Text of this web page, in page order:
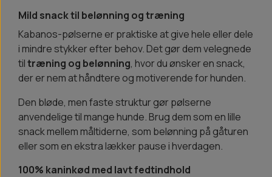
Mild snack til belønning og træning
Kabanos-pølserne er praktiske at give hele eller dele
i mindre stykker efter behov. Det gør dem velegnede
tiltræning og belønning, hvor du ønsker en snack,
der er nem at håndtere og motiverende for hunden.
Den bløde, men faste struktur gør pølserne
anvendelige til mange hunde. Brug dem som en lille
snack mellem måltiderne, som belønning på gåturen
eller som en ekstra lækker pause i hverdagen.
100% kaninkød med lavt fedtindhold